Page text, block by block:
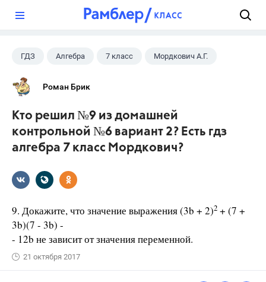
ГДЗ Алгебра 7 класс Мордкович А.Г.
Роман Брик
Кто решил №9 из домашней
контрольной №6 вариант 2? Есть гдз
алгебра 7 класс Мордкович?
9. Докажите, что значение выражения (3b + 2)2 + (7 +
3b)(7 - 3b) -
- 12b не зависит от значения переменной.
21 октября 2017